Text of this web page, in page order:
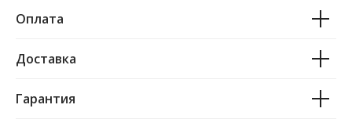
Оплата
Доставка
Гарантия